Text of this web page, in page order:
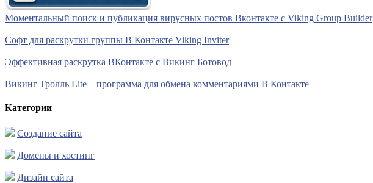
Моментальный поиск и публикация вирусных постов Вконтакте с Viking Group Builder
Софт для раскрутки группы В Контакте Viking Inviter
Эффективная раскрутка ВКонтакте с Викинг Ботовод
Викинг Тролль Lite – программа для обмена комментариями В Контакте
Категории
Создание сайта
Домены и хостинг
Дизайн сайта